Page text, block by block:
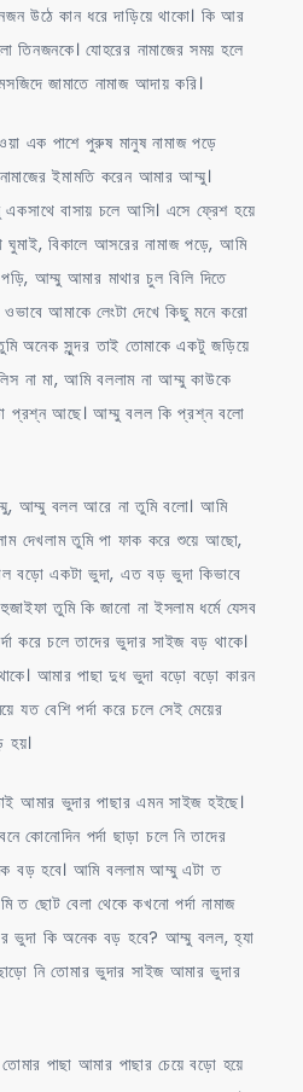
উঠে কান ধরে দাড়িয়ে থাকো। কি আর
তিনজনকে। যোহরের নামাজের সময় হলে
জামাতে নামাজ আদায় করি।
এক পাশে পুরুষ মানুষ নামাজ পড়ে
ইমামতি করেন আমার আম্মু।
বাসায় চলে আসি। এসে ফ্রেশ হয়ে
ঘুমাই, বিকালে আসরের নামাজ পড়ে, আমি
আম্মু আমার মাথার চুল বিলি দিতে
আমাকে লেংটা দেখে কিছু মনে করো
অনেক সুন্দর তাই তোমাকে একটু জড়িয়ে
না মা, আমি বললাম না আম্মু কাউকে
প্রশ্ন আছে। আম্মু বলল কি প্রশ্ন বলো
আম্মু বলল আরে না তুমি বলো। আমি
দেখলাম তুমি পা ফাক করে শুয়ে আছো,
বড়ো একটা ভুদা, এত বড় ভুদা কিভাবে
তুমি কি জানো না ইসলাম ধর্মে যেসব
করে চলে তাদের ভুদার সাইজ বড় থাকে।
আমার পাছা দুধ ভুদা বড়ো বড়ো কারন
যত বেশি পর্দা করে চলে সেই মেয়ের
হয়।
আমার ভুদার পাছার এমন সাইজ হইছে।
কোনোদিন পর্দা ছাড়া চলে নি তাদের
বড় হবে। আমি বললাম আম্মু এটা ত
ছোট বেলা থেকে কখনো পর্দা নামাজ
ভুদা কি অনেক বড় হবে? আম্মু বলল, হ্যা
নি তোমার ভুদার সাইজ আমার ভুদার
পাছা আমার পাছার চেয়ে বড়ো হয়ে